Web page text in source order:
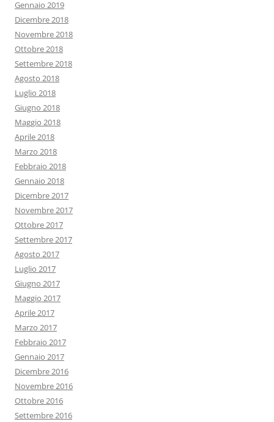
Gennaio 2019
Dicembre 2018
Novembre 2018
Ottobre 2018
Settembre 2018
Agosto 2018
Luglio 2018
Giugno 2018
Maggio 2018
Aprile 2018
Marzo 2018
Febbraio 2018
Gennaio 2018
Dicembre 2017
Novembre 2017
Ottobre 2017
Settembre 2017
Agosto 2017
Luglio 2017
Giugno 2017
Maggio 2017
Aprile 2017
Marzo 2017
Febbraio 2017
Gennaio 2017
Dicembre 2016
Novembre 2016
Ottobre 2016
Settembre 2016